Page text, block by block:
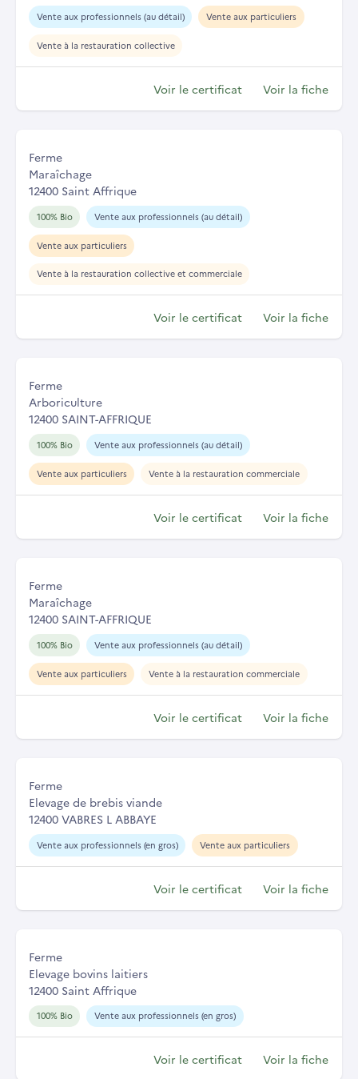
Vente aux professionnels (au détail) Vente aux particuliers
Vente à la restauration collective
Voir le certificat Voir la fiche
Ferme
Maraîchage
12400 Saint Affrique
100% Bio Vente aux professionnels (au détail)
Vente aux particuliers
Vente à la restauration collective et commerciale
Voir le certificat Voir la fiche
Ferme
Arboriculture
12400 SAINT-AFFRIQUE
100% Bio Vente aux professionnels (au détail)
Vente aux particuliers Vente à la restauration commerciale
Voir le certificat Voir la fiche
Ferme
Maraîchage
12400 SAINT-AFFRIQUE
100% Bio Vente aux professionnels (au détail)
Vente aux particuliers Vente à la restauration commerciale
Voir le certificat Voir la fiche
Ferme
Elevage de brebis viande
12400 VABRES L ABBAYE
Vente aux professionnels (en gros) Vente aux particuliers
Voir le certificat Voir la fiche
Ferme
Elevage bovins laitiers
12400 Saint Affrique
100% Bio Vente aux professionnels (en gros)
Voir le certificat Voir la fiche